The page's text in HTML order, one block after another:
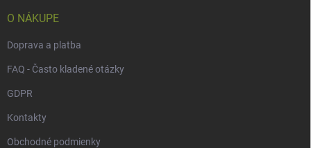
O NÁKUPE
Doprava a platba
FAQ - Často kladené otázky
GDPR
Kontakty
Obchodné podmienky